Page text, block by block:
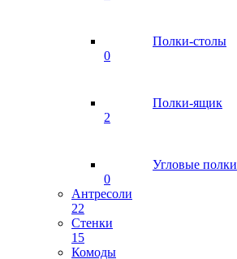
Полки-столы
0
Полки-ящик
2
Угловые полки
0
Антресоли
22
Стенки
15
Комоды